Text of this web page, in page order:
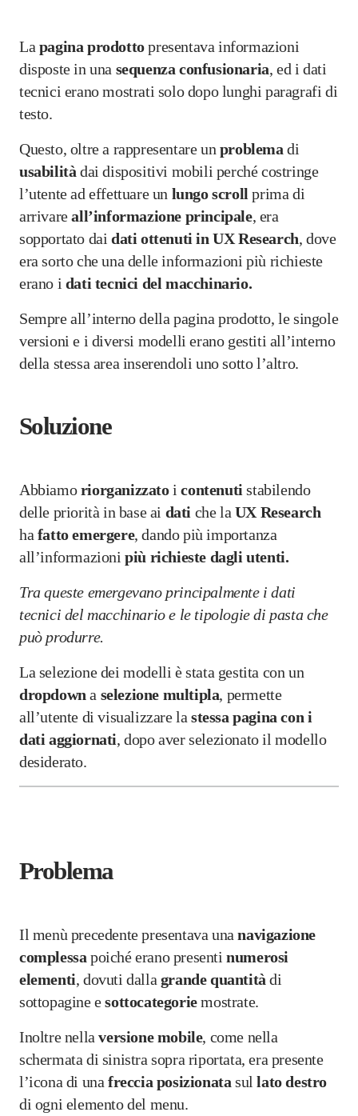
La pagina prodottopresentava informazioni
disposte in una sequenza confusionaria, ed i dati
tecnici erano mostrati solo dopo lunghi paragrafi di
testo.
Questo, oltre a rappresentare un problema di
usabilità dai dispositivi mobili perché costringe
l’utente ad effettuare un lungo scroll prima di
arrivareall’informazione principale, era
sopportato dai dati ottenuti in UX Research, dove
era sorto che una delle informazioni più richieste
erano i dati tecnici del macchinario.
Sempre all’interno della pagina prodotto, le singole
versioni e i diversi modelli erano gestiti all’interno
della stessa area inserendoli uno sotto l’altro.
Soluzione
Abbiamoriorganizzatoicontenuti stabilendo
delle priorità in base ai dati che la UX Research
ha fatto emergere, dando più importanza
all’informazionipiù richieste dagli utenti.
Tra queste emergevano principalmente i dati
tecnici del macchinario e le tipologie di pasta che
può produrre.
La selezione dei modelli è stata gestita con un
dropdown a selezione multipla, permette
all’utente di visualizzare lastessa pagina con i
dati aggiornati, dopo aver selezionato il modello
desiderato.
Problema
Il menù precedente presentava unanavigazione
complessa poiché erano presentinumerosi
elementi, dovuti dalla grande quantità di
sottopagine esottocategoriemostrate.
Inoltre nellaversione mobile, come nella
schermata di sinistra sopra riportata, era presente
l’icona di una freccia posizionata sullato destro
di ogni elemento del menu.